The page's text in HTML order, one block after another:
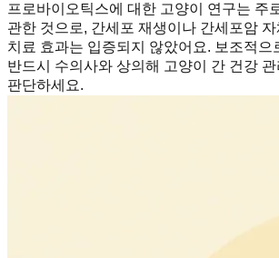
프로바이오틱스에 대한 고양이 연구는 주
관한 것으로, 간세포 재생이나 간세포암
치료 효과는 입증되지 않았어요. 보조적으
반드시 수의사와 상의해 고양이 간 건강 관
판단하세요.